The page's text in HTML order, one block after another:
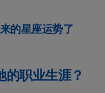
的星座运势了
的职业生涯？